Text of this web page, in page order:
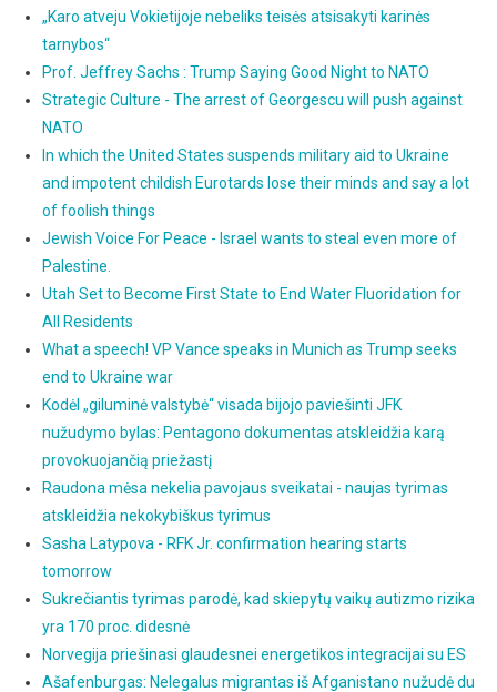
„Karo atveju Vokietijoje nebeliks teisės atsisakyti karinės
tarnybos“
Prof. Jeffrey Sachs : Trump Saying Good Night to NATO
Strategic Culture - The arrest of Georgescu will push against
NATO
In which the United States suspends military aid to Ukraine
and impotent childish Eurotards lose their minds and say a lot
of foolish things
Jewish Voice For Peace - Israel wants to steal even more of
Palestine.
Utah Set to Become First State to End Water Fluoridation for
All Residents
What a speech! VP Vance speaks in Munich as Trump seeks
end to Ukraine war
Kodėl „giluminė valstybė“ visada bijojo paviešinti JFK
nužudymo bylas: Pentagono dokumentas atskleidžia karą
provokuojančią priežastį
Raudona mėsa nekelia pavojaus sveikatai - naujas tyrimas
atskleidžia nekokybiškus tyrimus
Sasha Latypova - RFK Jr. confirmation hearing starts
tomorrow
Sukrečiantis tyrimas parodė, kad skiepytų vaikų autizmo rizika
yra 170 proc. didesnė
Norvegija priešinasi glaudesnei energetikos integracijai su ES
Ašafenburgas: Nelegalus migrantas iš Afganistano nužudė du